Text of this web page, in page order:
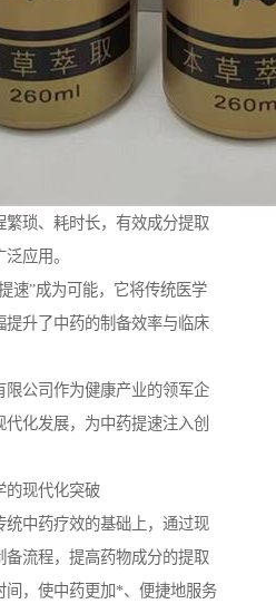
繁琐、耗时长，有效成分提取
应用。
速”成为可能，它将传统医学
升了中药的制备效率与临床
限公司作为健康产业的领军企
化发展，为中药提速注入创
的现代化突破
统中药疗效的基础上，通过现
流程，提高药物成分的提取
间，使中药更加*、便捷地服务